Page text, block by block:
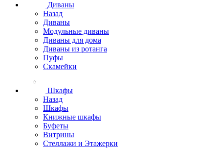
Диваны
Назад
Диваны
Модульные диваны
Диваны для дома
Диваны из ротанга
Пуфы
Скамейки
Шкафы
Назад
Шкафы
Книжные шкафы
Буфеты
Витрины
Стеллажи и Этажерки